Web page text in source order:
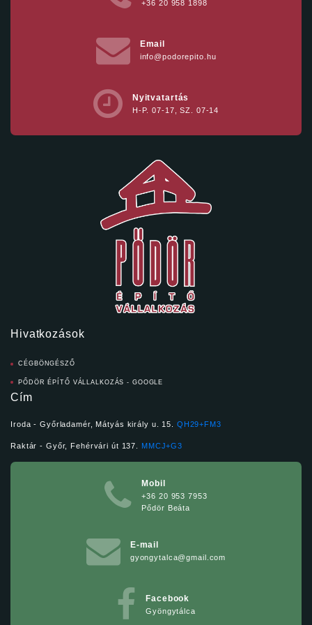
+36 20 958 1898
Email
info@podorepito.hu
Nyitvatartás
H-P. 07-17, SZ. 07-14
Hivatkozások
CÉGBÖNGÉSZŐ
PŐDÖR ÉPÍTŐ VÁLLALKOZÁS - GOOGLE
Cím
Iroda - Győrladamér, Mátyás király u. 15. QH29+FM3
Raktár - Győr, Fehérvári út 137. MMCJ+G3
Mobil
+36 20 953 7953
Pődör Beáta
E-mail
gyongytalca@gmail.com
Facebook
Gyöngytálca